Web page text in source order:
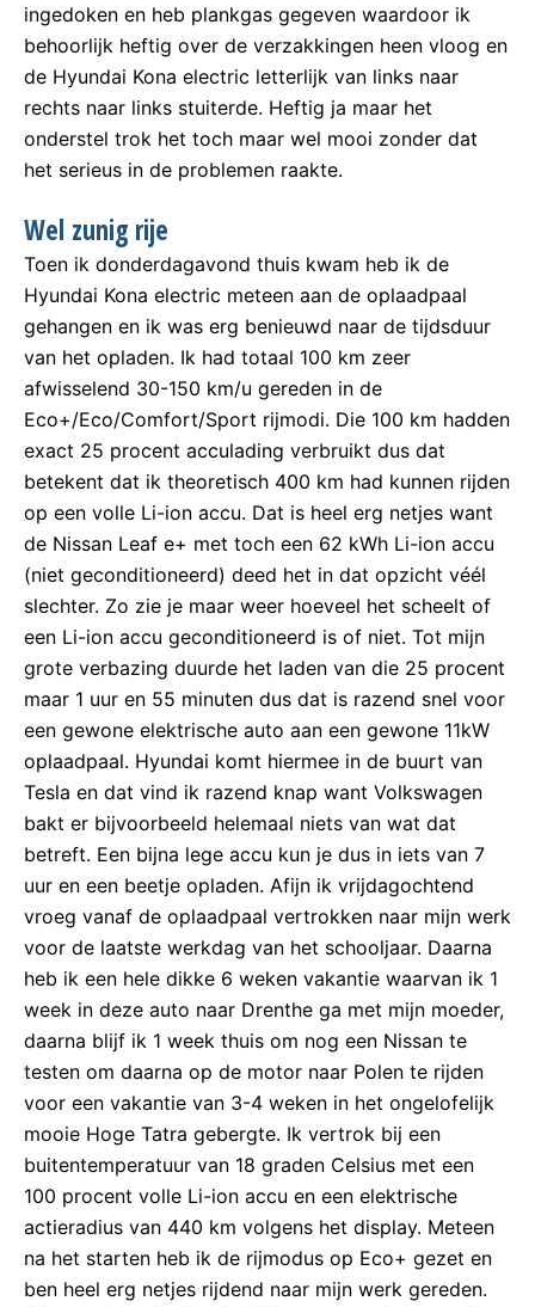
ingedoken en heb plankgas gegeven waardoor ik
behoorlijk heftig over de verzakkingen heen vloog en
de Hyundai Kona electric letterlijk van links naar
rechts naar links stuiterde. Heftig ja maar het
onderstel trok het toch maar wel mooi zonder dat
het serieus in de problemen raakte.
Wel zunig rije
Toen ik donderdagavond thuis kwam heb ik de
Hyundai Kona electric meteen aan de oplaadpaal
gehangen en ik was erg benieuwd naar de tijdsduur
van het opladen. Ik had totaal 100 km zeer
afwisselend 30-150 km/u gereden in de
Eco+/Eco/Comfort/Sport rijmodi. Die 100 km hadden
exact 25 procent acculading verbruikt dus dat
betekent dat ik theoretisch 400 km had kunnen rijden
op een volle Li-ion accu. Dat is heel erg netjes want
de Nissan Leaf e+ met toch een 62 kWh Li-ion accu
(niet geconditioneerd) deed het in dat opzicht véél
slechter. Zo zie je maar weer hoeveel het scheelt of
een Li-ion accu geconditioneerd is of niet. Tot mijn
grote verbazing duurde het laden van die 25 procent
maar 1 uur en 55 minuten dus dat is razend snel voor
een gewone elektrische auto aan een gewone 11kW
oplaadpaal. Hyundai komt hiermee in de buurt van
Tesla en dat vind ik razend knap want Volkswagen
bakt er bijvoorbeeld helemaal niets van wat dat
betreft. Een bijna lege accu kun je dus in iets van 7
uur en een beetje opladen. Afijn ik vrijdagochtend
vroeg vanaf de oplaadpaal vertrokken naar mijn werk
voor de laatste werkdag van het schooljaar. Daarna
heb ik een hele dikke 6 weken vakantie waarvan ik 1
week in deze auto naar Drenthe ga met mijn moeder,
daarna blijf ik 1 week thuis om nog een Nissan te
testen om daarna op de motor naar Polen te rijden
voor een vakantie van 3-4 weken in het ongelofelijk
mooie Hoge Tatra gebergte. Ik vertrok bij een
buitentemperatuur van 18 graden Celsius met een
100 procent volle Li-ion accu en een elektrische
actieradius van 440 km volgens het display. Meteen
na het starten heb ik de rijmodus op Eco+ gezet en
ben heel erg netjes rijdend naar mijn werk gereden.